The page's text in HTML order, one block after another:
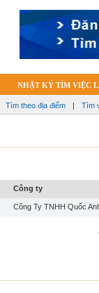
NHẬT KÝ TÌM VIỆC
Tìm theo địa điểm | Tìm
Công ty
Công Ty TNHH Quốc